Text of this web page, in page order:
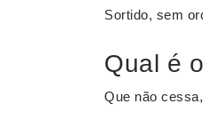
Sortido, sem
Qual é
Que não